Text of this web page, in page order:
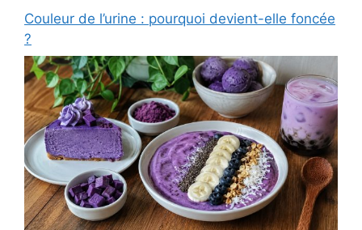
Couleur de l’urine : pourquoi devient-elle foncée
?